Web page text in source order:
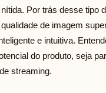
Por trás desse tipo
de imagem
e intuitiva.
do produto, seja
streaming.